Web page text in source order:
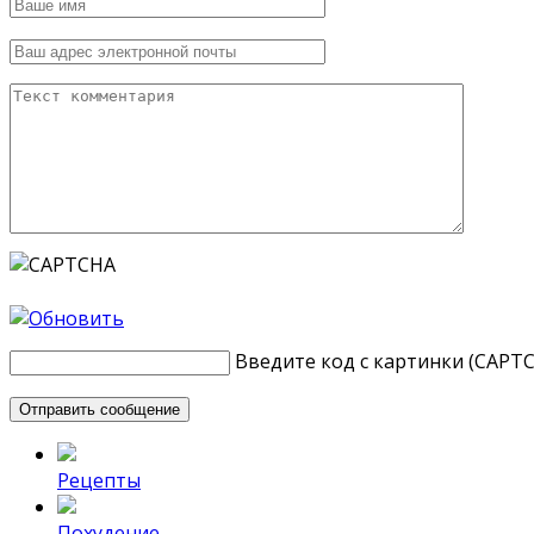
Введите код с картинки
Рецепты